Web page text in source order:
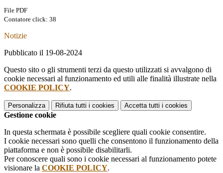
File PDF
Contatore click: 38
Notizie
Pubblicato il 19-08-2024
Questo sito o gli strumenti terzi da questo utilizzati si avvalgono di
cookie necessari al funzionamento ed utili alle finalità illustrate nella
COOKIE POLICY.
Personalizza Rifiuta tutti i cookies Accetta tutti i cookies
Gestione cookie
In questa schermata è possibile scegliere quali cookie consentire.
I cookie necessari sono quelli che consentono il funzionamento della
piattaforma e non è possibile disabilitarli.
Per conoscere quali sono i cookie necessari al funzionamento potete
visionare la COOKIE POLICY.